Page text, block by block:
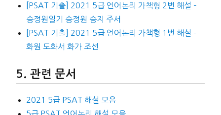
[PSAT 기출] 2021 5급 언어논리 가책형 2번 해설 –
승정원일기 승정원 승지 주서
[PSAT 기출] 2021 5급 언어논리 가책형 1번 해설 –
화원 도화서 화가 조선
관련 문서
2021 5급 PSAT 해설 모음
5급 PSAT 언어논리 해설 모음